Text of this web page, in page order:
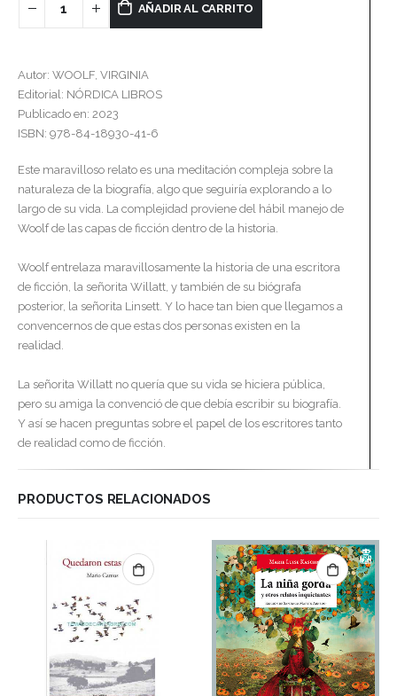
AÑADIR AL CARRITO
Autor: WOOLF, VIRGINIA
Editorial: NÓRDICA LIBROS
Publicado en: 2023
ISBN: 978-84-18930-41-6
Este maravilloso relato es una meditación compleja sobre la
naturaleza de la biografía, algo que seguiría explorando a lo
largo de su vida. La complejidad proviene del hábil manejo de
Woolf de las capas de ficción dentro de la historia.
Woolf entrelaza maravillosamente la historia de una escritora
de ficción, la señorita Willatt, y también de su biógrafa
posterior, la señorita Linsett. Y lo hace tan bien que llegamos a
convencernos de que estas dos personas existen en la
realidad.
La señorita Willatt no quería que su vida se hiciera pública,
pero su amiga la convenció de que debía escribir su biografía.
Y así se hacen preguntas sobre el papel de los escritores tanto
de realidad como de ficción.
PRODUCTOS RELACIONADOS